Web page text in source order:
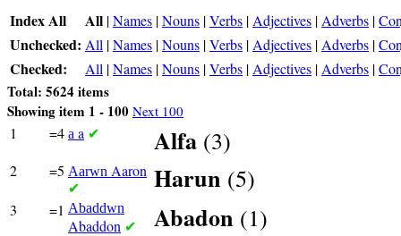
Index All All |Names |Nouns |Verbs | Adjectives | Adverbs |
Unchecked: All |Names |Nouns |Verbs | Adjectives | Adverbs |
Checked: All |Names |Nouns |Verbs | Adjectives | Adverbs |
Total: 5624 items
Showing item 1 - 100 Next 100
1 =4 a a ✔ Alfa (3)
2 =5 Aarwn Aaron
✔ Harun (5)
3 =1 Abaddwn
Abaddon ✔ Abadon (1)